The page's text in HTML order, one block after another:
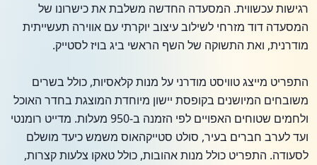
רגישות עכשווית. המסעדה החדשה משלבת את כישרונו של
המסעדה דוד מזרחי לשילוב עיצוב יוקרתי עם אווירה תעשייתית
מודרנית, ואת התשוקה של השף הראשי ביג בויז לסטייק.
התפריט מייצג טוויסט מודרני על מנות קלאסיות, כולל בשרים
משובחים המיושנים בקופסת יישון מיוחדת המוצגת בחדר האוכל
ולחמים שטוחים האפויים לפי הזמנה ב-950 מעלות. מדייט רומנטי
ועד לערב חברים בעיר, סולט סטייקהאוס משמש כיעד מושלם
לסעודה. התפריט כולל מנות אהובות, כולל טאקו צלעות קצרות,